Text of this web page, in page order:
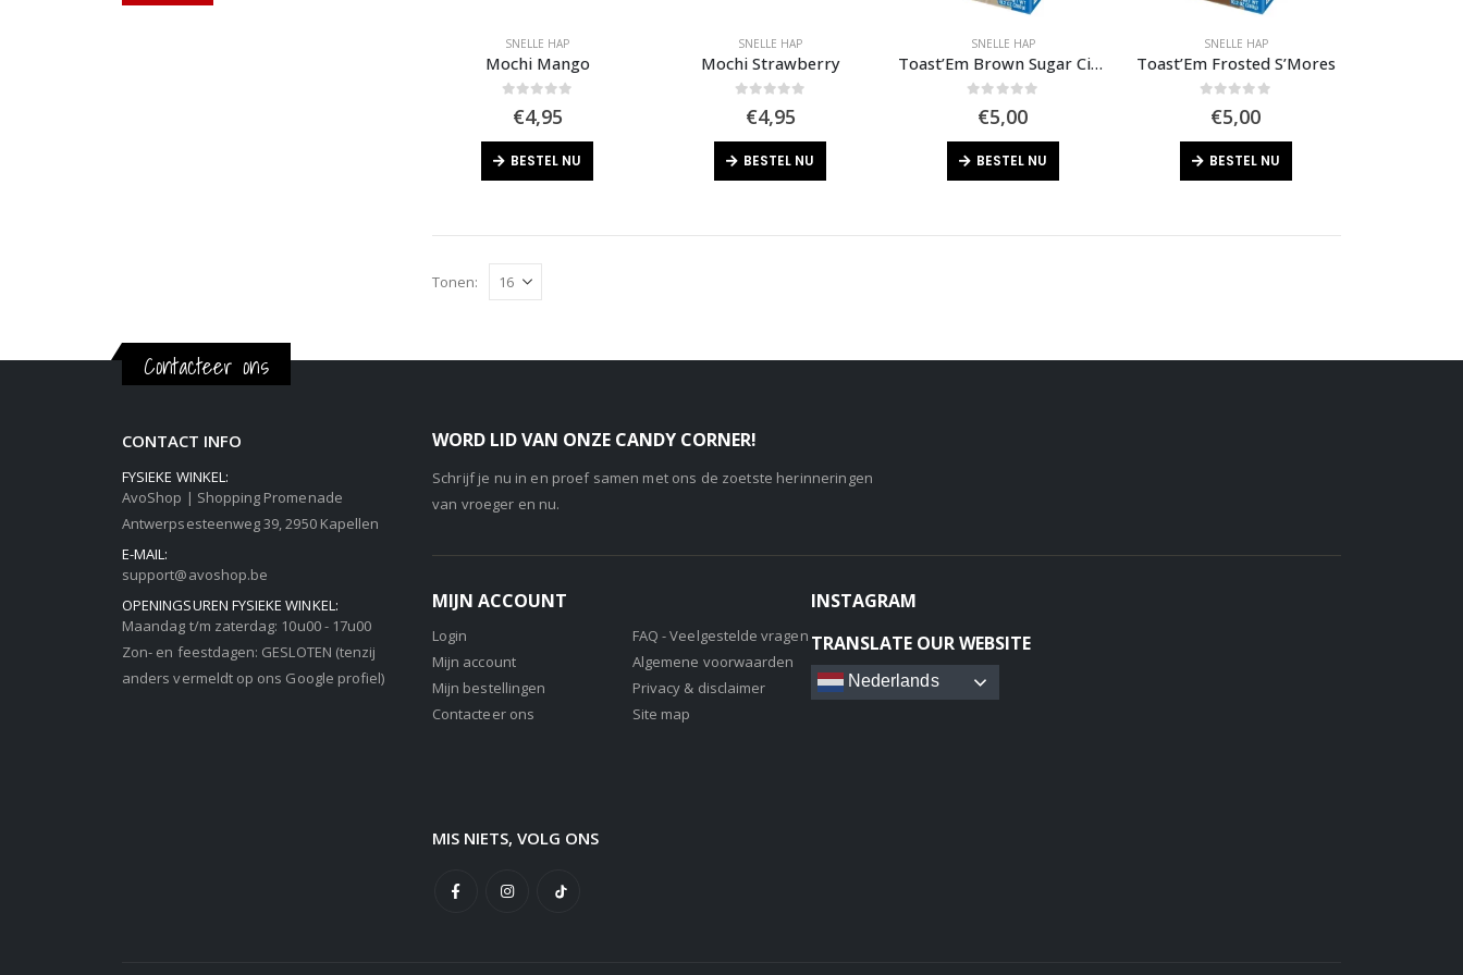
SNELLE HAP
Mochi Mango
€4,95
BESTEL NU
SNELLE HAP
Mochi Strawberry
€4,95
BESTEL NU
SNELLE HAP
Toast’Em Brown Sugar Cinnamon
€5,00
BESTEL NU
SNELLE HAP
Toast’Em Frosted S’Mores
€5,00
BESTEL NU
Tonen:
Contacteer ons
CONTACT INFO
FYSIEKE WINKEL:
AvoShop | Shopping Promenade
Antwerpsesteenweg 39, 2950 Kapellen
E-MAIL:
support@avoshop.be
OPENINGSUREN FYSIEKE WINKEL:
Maandag t/m zaterdag: 10u00 - 17u00
Zon- en feestdagen: GESLOTEN (tenzij
anders vermeldt op ons Google profiel)
WORD LID VAN ONZE CANDY CORNER!
Schrijf je nu in en proef samen met ons de zoetste herinneringen
van vroeger en nu.
MIJN ACCOUNT
Login
Mijn account
Mijn bestellingen
Contacteer ons
FAQ - Veelgestelde vragen
Algemene voorwaarden
Privacy & disclaimer
Site map
INSTAGRAM
TRANSLATE OUR WEBSITE
Nederlands
MIS NIETS, VOLG ONS